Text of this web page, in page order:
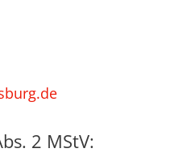
2 MStV: